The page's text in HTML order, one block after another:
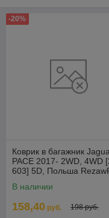
-20%
Коврик в багажник
PACE 2017- 2WD, 4WD
603] 5D, Польша
В наличии
158,40 руб. 198 руб.